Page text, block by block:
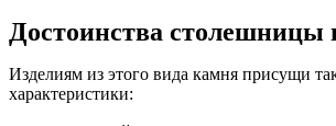
Достоинства столешницы
Изделиям из этого вида камня присущи
характеристики: